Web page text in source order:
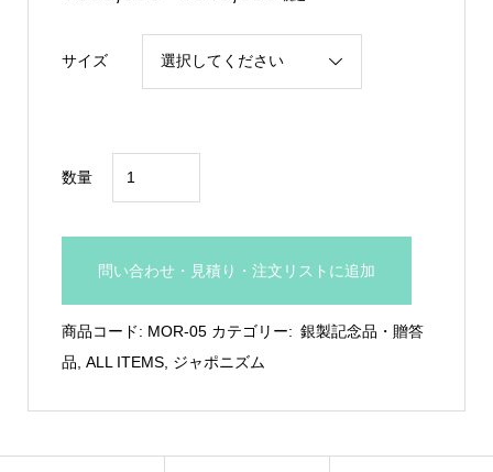
サイズ
数量
製
本
問い合わせ・見積り・注文リストに追加
商品コード: MOR-05 カテゴリー: 銀製記念品・贈答
品 ALL ITEMS, ジャポニズム